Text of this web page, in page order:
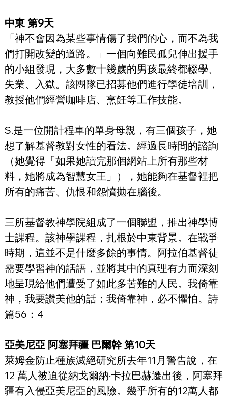
中東 第9天
「神不會因為某些事情傷了我們的心，而不為我
們打開改變的道路。」一個向難民孤兒伸出援手
的小組發現，大多數十幾歲的男孩最終都輟學、
失業、入獄。該團隊已招募他們進行學徒培訓，
教授他們經營咖啡店、烹飪等工作技能。
S.是一位開計程車的單身母親，有三個孩子，她
想了解基督教對女性的看法。經過長時間的諮詢
（她覺得「如果她讀完那個網站上所有那些材
料，她將成為智慧女王」），她能夠在基督裡把
所有的痛苦、仇恨和怨憤拋在腦後。
三所基督教神學院組成了一個聯盟，推出神學博
士課程。該神學課程，扎根於中東背景。在戰爭
時期，這並不是什麼多餘的事情。阿拉伯基督徒
需要學習神的話語，並將其中的真理有力而深刻
地呈現給他們遭受了如此多苦難的人民。我倚靠
神，我要讚美他的話；我倚靠神，必不懼怕。詩
篇56：4
亞美尼亞 阿塞拜疆 巴爾幹 第10天
萊姆金防止種族滅絕研究所去年11月警告說，在
12 萬人被迫從納戈爾納·卡拉巴赫遷出後，阿塞拜
疆有入侵亞美尼亞的風險。幾乎所有的12萬人都